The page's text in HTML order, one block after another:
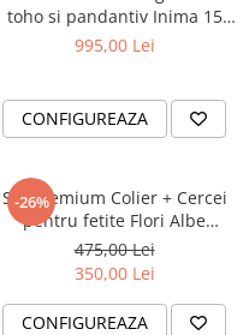
toho si pandantiv Inima 15
mm din Aur 14K cu
995,00 Lei
CONFIGUREAZA
-26%
Set Premium Colier + Cercei
pentru fetite Flori Albe
Margareta - Argint 925 +
Pelicula Anticoroziva
475,00 Lei
350,00 Lei
CONFIGUREAZA